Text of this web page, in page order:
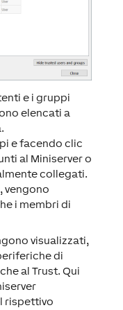
e i gruppi
elencati a
e facendo clic
al Miniserver o
collegati.
vengono
i membri di
visualizzati,
di
al Trust. Qui
rispettivo